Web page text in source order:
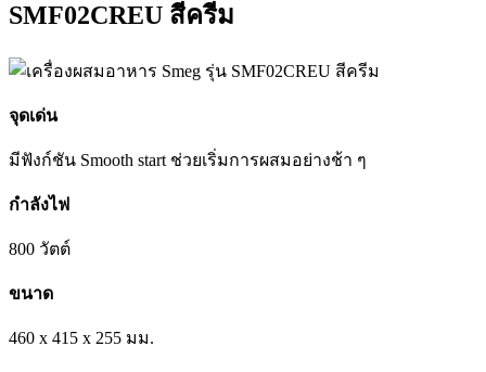
SMF02CREU สีครีม
จุดเด่น
มีฟังก์ชัน Smooth start ช่วยเริ่มการผสมอย่างช้า ๆ
กำลังไฟ
800 วัตต์
ขนาด
460 x 415 x 255 มม.